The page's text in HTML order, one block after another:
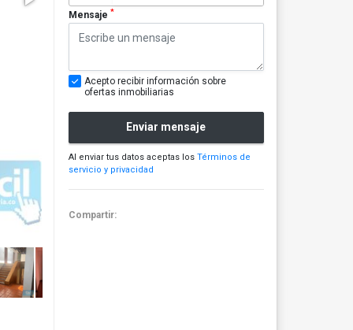
Mensaje *
Acepto recibir información sobre
ofertas inmobiliarias
Enviar mensaje
Al enviar tus datos aceptas los Términos de
servicio y privacidad
Compartir: